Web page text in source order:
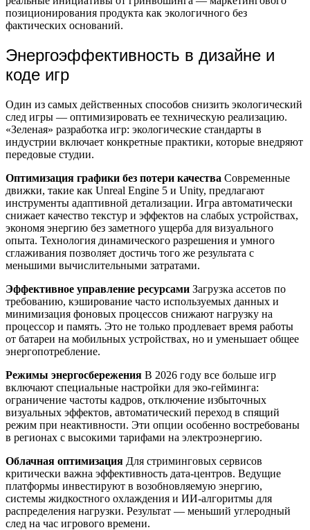
позиционирования продукта как экологичного без
фактических оснований.
Энергоэффективность в дизайне и
коде игр
Один из самых действенных способов снизить экологический
след игры — оптимизировать ее техническую реализацию.
«Зеленая» разработка игр: экологические стандарты в
индустрии включает конкретные практики, которые внедряют
передовые студии.
Оптимизация графики без потери качества Современные
движки, такие как Unreal Engine 5 и Unity, предлагают
инструменты адаптивной детализации. Игра автоматически
снижает качество текстур и эффектов на слабых устройствах,
экономя энергию без заметного ущерба для визуального
опыта. Технология динамического разрешения и умного
сглаживания позволяет достичь того же результата с
меньшими вычислительными затратами.
Эффективное управление ресурсами Загрузка ассетов по
требованию, кэширование часто используемых данных и
минимизация фоновых процессов снижают нагрузку на
процессор и память. Это не только продлевает время работы
от батареи на мобильных устройствах, но и уменьшает общее
энергопотребление.
Режимы энергосбережения В 2026 году все больше игр
включают специальные настройки для эко-гейминга:
ограничение частоты кадров, отключение избыточных
визуальных эффектов, автоматический переход в спящий
режим при неактивности. Эти опции особенно востребованы
в регионах с высокими тарифами на электроэнергию.
Облачная оптимизация Для стриминговых сервисов
критически важна эффективность дата-центров. Ведущие
платформы инвестируют в возобновляемую энергию,
системы жидкостного охлаждения и ИИ-алгоритмы для
распределения нагрузки. Результат — меньший углеродный
след на час игрового времени.